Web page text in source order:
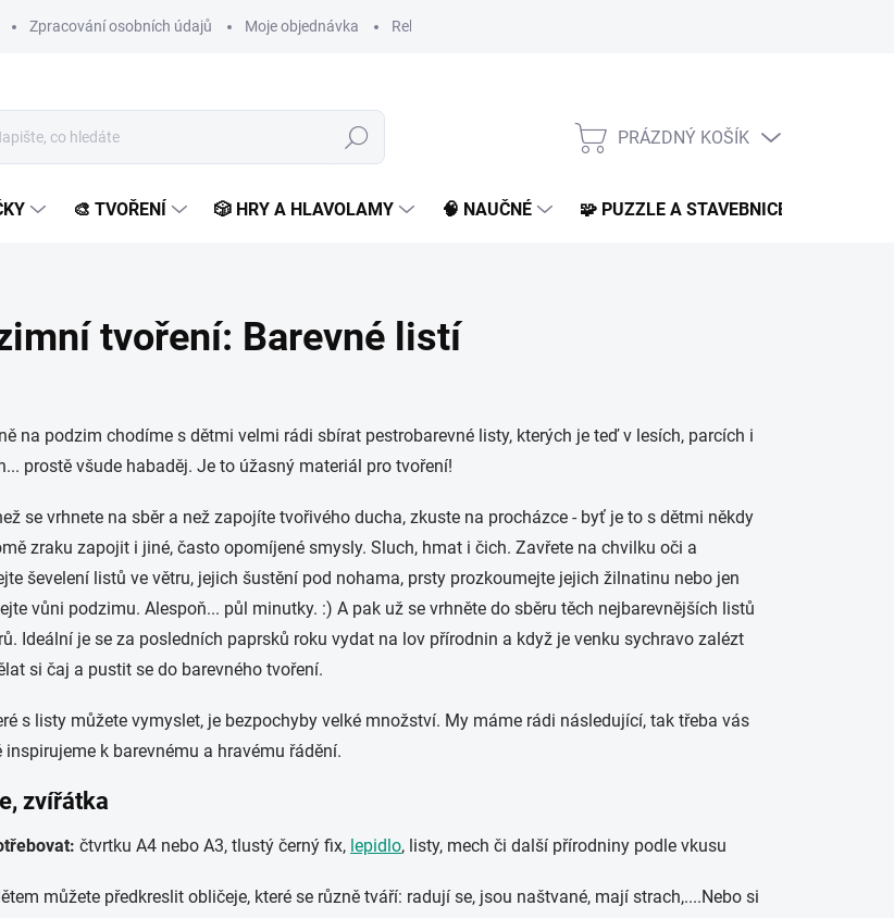
Zpracování osobních údajů Moje objednávka Reklamace a vrácení
Hledat
NÁKUPNÍ
PRÁZDNÝ KOŠÍK
🎨 TVOŘENÍ 🎲 HRY A HLAVOLAMY 🧠 NAUČNÉ 🧩 PUZZLE A STAVEBNICE
tvoření: Barevné listí
na podzim chodíme s dětmi velmi rádi sbírat pestrobarevné listy, kterých je teď v lesích, parcích i
prostě všude habaděj. Je to úžasný materiál pro tvoření!
se vrhnete na sběr a než zapojíte tvořivého ducha, zkuste na procházce - byť je to s dětmi někdy
zraku zapojit i jiné, často opomíjené smysly. Sluch, hmat i čich. Zavřete na chvilku oči a
ševelení listů ve větru, jejich šustění pod nohama, prsty prozkoumejte jejich žilnatinu nebo jen
vůni podzimu. Alespoň... půl minutky. :) A pak už se vrhněte do sběru těch nejbarevnějších listů
Ideální je se za posledních paprsků roku vydat na lov přírodnin a když je venku sychravo zalézt
si čaj a pustit se do barevného tvoření.
s listy můžete vymyslet, je bezpochyby velké množství. My máme rádi následující, tak třeba vás
k barevnému a hravému řádění.
zvířátka
čtvrtku A4 nebo A3, tlustý černý fix, lepidlo, listy, mech či další přírodniny podle vkusu
můžete předkreslit obličeje, které se různě tváří: radují se, jsou naštvané, mají strach,....Nebo si